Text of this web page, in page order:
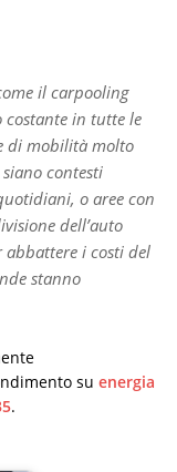
il carpooling
costante in tutte le
di mobilità molto
contesti
o aree con
dell’auto
i costi del
stanno
su energia
.